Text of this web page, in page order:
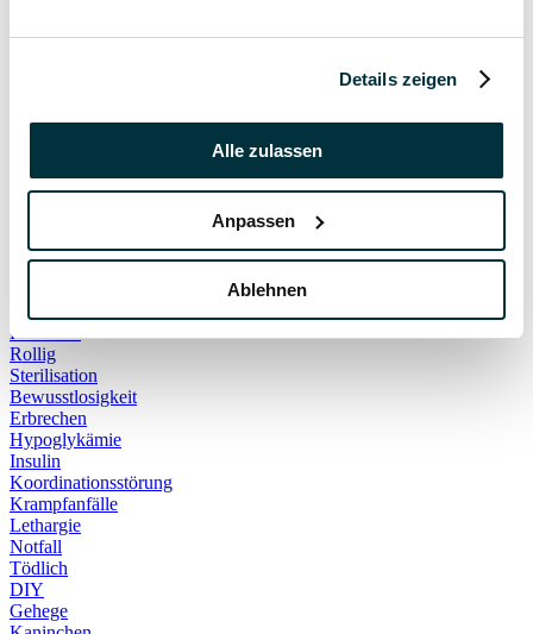
Details zeigen
Alle zulassen
Anpassen
Ablehnen
Kater
Leinenführigkeit
Hundebett
Corona
Infektionskrankheiten
Geschirr
Halsband
Rollig
Sterilisation
Bewusstlosigkeit
Erbrechen
Hypoglykämie
Insulin
Koordinationsstörung
Krampfanfälle
Lethargie
Notfall
Tödlich
DIY
Gehege